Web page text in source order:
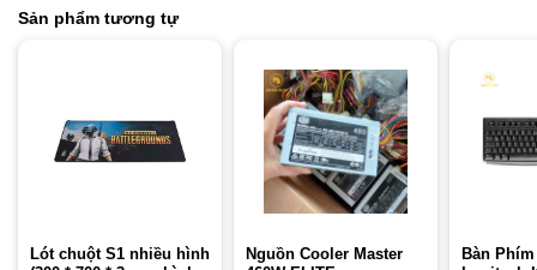
Sản phẩm tương tự
Lót chuột S1 nhiều hình
Nguồn Cooler Master
Bàn